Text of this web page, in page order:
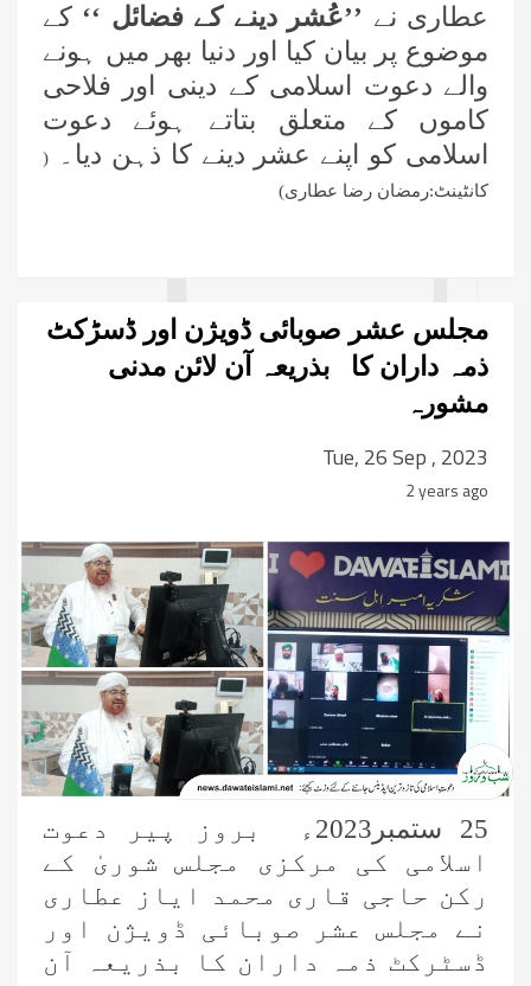
عطاری نے ’’عُشر دینے کے فضائل ‘‘ کے
موضوع پر بیان کیا اور دنیا بھر میں ہونے
والے دعوت اسلامی کے دینی اور فلاحی
کاموں کے متعلق بتاتے ہوئے دعوت
اسلامی کو اپنے عشر دینے کا ذہن دیا۔(
کانٹینٹ:رمضان رضا عطاری)
مجلس عشر صوبائی ڈویژن اور ڈسڑکٹ
ذمہ داران کا بذریعہ آن لائن مدنی
مشورہ
Tue, 26 Sep , 2023
2 years ago
25 ستمبر2023ء بروز پیر دعوت
اسلامی کی مرکزی مجلس شوریٰ کے
رکن حاجی قاری محمد ایاز عطاری
نے مجلس عشر صوبائی ڈویژن اور
ڈسٹرکٹ ذمہ داران کا بذریعہ آن
جامعۃ المدینہ بوائز فیضانِ غریب نواز
میں طلبہ کو اشاروں کی زبان سکھائی گئی
اسپیشل پرسنز ڈیپارٹمنٹ کے تحت 3
دن کا قافلہ، دینی احکام اور سنتوں کی
تربیت
پشاور: مدرسۃ المدینہ میں سیکھنے
سکھانے کا حلقہ، اسپیشل پرسنز کی